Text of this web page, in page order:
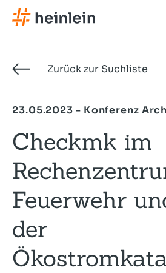
Direkt
zum
Zurück zur Suchliste
23.05.2023 - Konferenz
Checkmk im
Feuerwehr
der